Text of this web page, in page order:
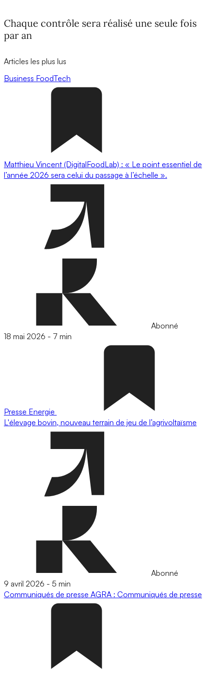
Chaque contrôle sera réalisé une seule fois
par an
Articles les plus lus
Business FoodTech
Matthieu Vincent (DigitalFoodLab) : « Le point essentiel de
l’année 2026 sera celui du passage à l’échelle ».
Abonné
18 mai 2026 - 7 min
Presse Energie
L'élevage bovin, nouveau terrain de jeu de l’agrivoltaïsme
Abonné
9 avril 2026 - 5 min
Communiqués de presse AGRA : Communiqués de presse